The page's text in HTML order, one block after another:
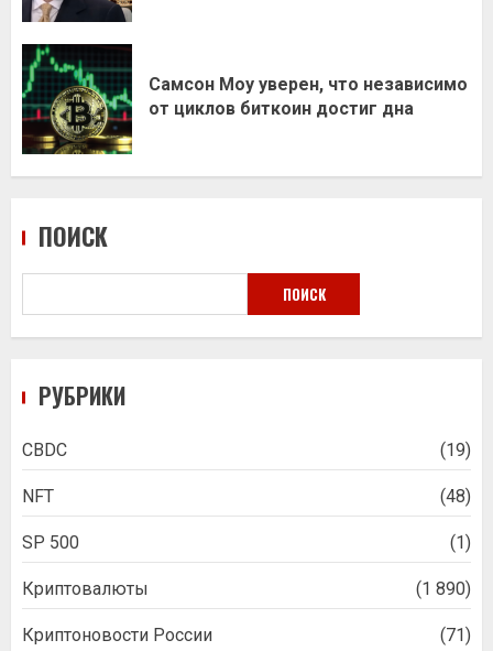
Самсон Моу уверен, что независимо
от циклов биткоин достиг дна
ПОИСК
ПОИСК
РУБРИКИ
CBDC (19)
NFT (48)
SP 500 (1)
Криптовалюты (1 890)
Криптоновости России (71)